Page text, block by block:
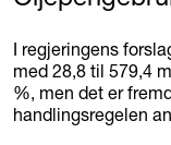
I regjeringens
med 28,8 til 579,4
%, men det er
handlingsregelen